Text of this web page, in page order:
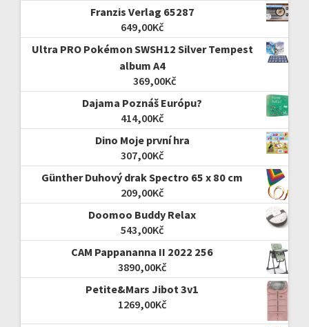
Franzis Verlag 65287
649,00Kč
Ultra PRO Pokémon SWSH12 Silver Tempest
album A4
369,00Kč
Dajama Poznáš Európu?
414,00Kč
Dino Moje první hra
307,00Kč
Günther Duhový drak Spectro 65 x 80 cm
209,00Kč
Doomoo Buddy Relax
543,00Kč
CAM Pappananna II 2022 256
3890,00Kč
Petite&Mars Jibot 3v1
1269,00Kč